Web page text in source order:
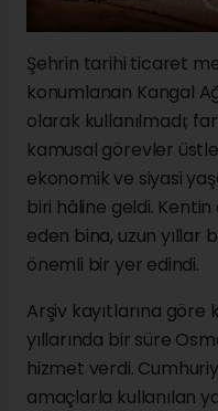
Şehrin tarihi ticaret
konumlanan Kangal
olarak kullanılmadı;
kamusal görevler
ekonomik ve siyasi
biri hâline geldi. Kentin
eden bina, uzun yıllar
önemli bir yer edindi.
Arşiv kayıtlarına göre
yıllarında bir süre
hizmet verdi.
amaçlarla kullanılan